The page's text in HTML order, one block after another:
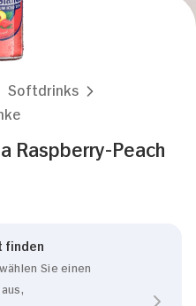
Softdrinks
Raspberry-Peach
finden
Sie einen